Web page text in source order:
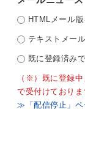
HTMLメール
テキストメー
既に登録済み
（※）既に登録
で受付けておりま
≫「配信停止」ペ